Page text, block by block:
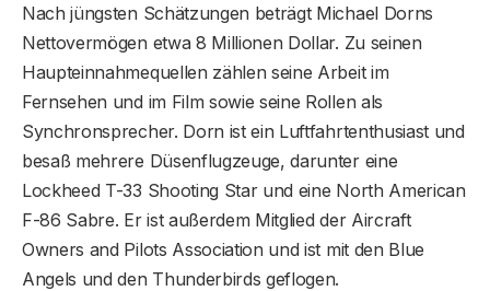
Nach jüngsten Schätzungen beträgt Michael Dorns
Nettovermögen etwa 8 Millionen Dollar. Zu seinen
Haupteinnahmequellen zählen seine Arbeit im
Fernsehen und im Film sowie seine Rollen als
Synchronsprecher. Dorn ist ein Luftfahrtenthusiast und
besaß mehrere Düsenflugzeuge, darunter eine
Lockheed T-33 Shooting Star und eine North American
F-86 Sabre. Er ist außerdem Mitglied der Aircraft
Owners and Pilots Association und ist mit den Blue
Angels und den Thunderbirds geflogen.